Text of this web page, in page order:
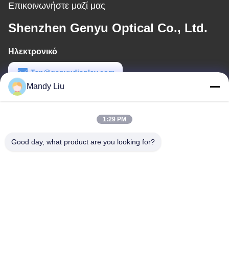
Επικοινωνήστε μαζί μας
Shenzhen Genyu Optical Co., Ltd.
Ηλεκτρονικό
Tan@genyudisplay.com
Εργασιακό χρόνο
Mandy Liu
1:29 PM
Good day, what product are you looking for?